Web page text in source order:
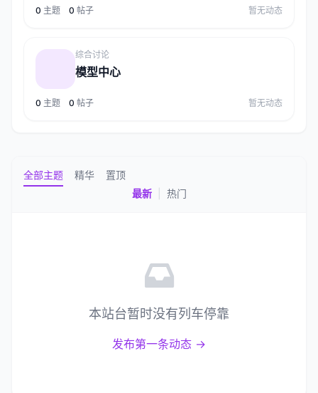
0 主题 0 帖子 暂无动态
综合讨论
模型中心
0 主题 0 帖子 暂无动态
全部主题 精华
置顶
最新
热门
本站台暂时没有列车停靠
发布第一条动态 →